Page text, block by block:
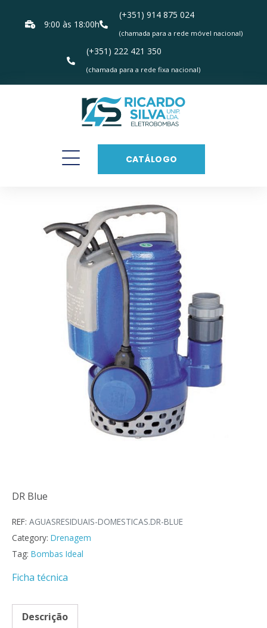
9:00 às 18:00h
(+351) 914 875 024
(chamada para a rede móvel nacional)
(+351) 222 421 350
(chamada para a rede fixa nacional)
CATÁLOGO
DR Blue
REF: AGUASRESIDUAIS-DOMESTICAS.DR-BLUE
Category: Drenagem
Tag: Bombas Ideal
Ficha técnica
Descrição